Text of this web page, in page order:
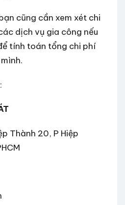
cũng cần xem xét chi
dịch vụ gia công nếu
tính toán tổng chi phí
Thành 20, P Hiệp